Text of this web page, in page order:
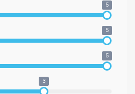
5
5
5
3